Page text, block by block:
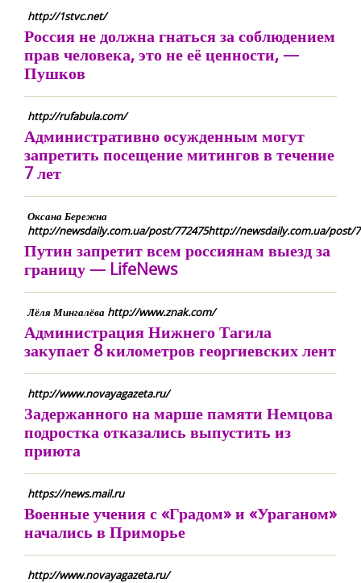
http://1stvc.net/
Россия не должна гнаться за соблюдением
прав человека, это не её ценности, —
Пушков
http://rufabula.com/
Административно осужденным могут
запретить посещение митингов в течение
7 лет
Оксана Бережна
http://newsdaily.com.ua/post/772475http://newsdaily.com.ua/post/
Путин запретит всем россиянам выезд за
границу — LifeNews
Лёля Мингалёва http://www.znak.com/
Администрация Нижнего Тагила
закупает 8 километров георгиевских лент
http://www.novayagazeta.ru/
Задержанного на марше памяти Немцова
подростка отказались выпустить из
приюта
https://news.mail.ru
Военные учения с «Градом» и «Ураганом»
начались в Приморье
http://www.novayagazeta.ru/